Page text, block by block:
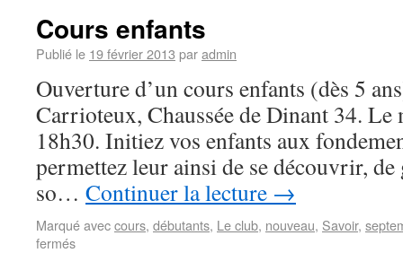
Cours enfants
Publié le 19 février 2013 paradmin
Ouverture d’un cours enfants (dès 5
Carrioteux, Chaussée de Dinant 34. Le
18h30. Initiez vos enfants aux
permettez leur ainsi de se découvrir, de
so… Continuer la lecture →
Marqué aveccours, débutants, Le club, nouveau, Savoir,
fermés